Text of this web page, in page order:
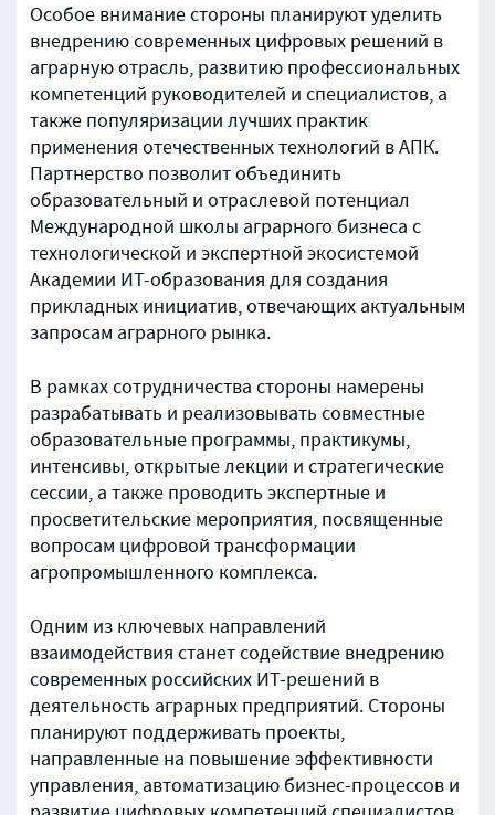
Особое внимание стороны планируют уделить
внедрению современных цифровых решений в
аграрную отрасль, развитию профессиональных
компетенций руководителей и специалистов, а
также популяризации лучших практик
применения отечественных технологий в АПК.
Партнерство позволит объединить
образовательный и отраслевой потенциал
Международной школы аграрного бизнеса с
технологической и экспертной экосистемой
Академии ИТ-образования для создания
прикладных инициатив, отвечающих актуальным
запросам аграрного рынка.
В рамках сотрудничества стороны намерены
разрабатывать и реализовывать совместные
образовательные программы, практикумы,
интенсивы, открытые лекции и стратегические
сессии, а также проводить экспертные и
просветительские мероприятия, посвященные
вопросам цифровой трансформации
агропромышленного комплекса.
Одним из ключевых направлений
взаимодействия станет содействие внедрению
современных российских ИТ-решений в
деятельность аграрных предприятий. Стороны
планируют поддерживать проекты,
направленные на повышение эффективности
управления, автоматизацию бизнес-процессов и